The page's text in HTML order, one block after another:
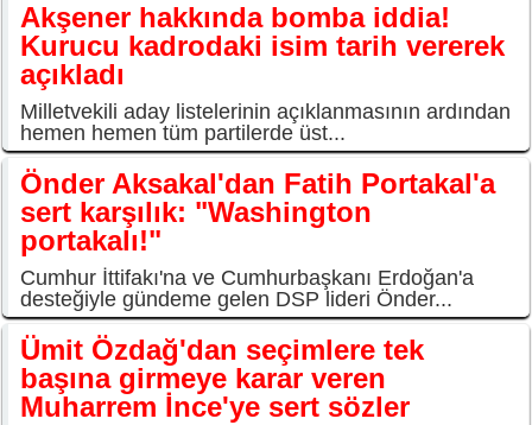
Akşener hakkında bomba iddia!
Kurucu kadrodaki isim tarih vererek
açıkladı
Milletvekili aday listelerinin açıklanmasının ardından
hemen hemen tüm partilerde üst...
Önder Aksakal'dan Fatih Portakal'a
sert karşılık: "Washington
portakalı!"
Cumhur İttifakı'na ve Cumhurbaşkanı Erdoğan'a
desteğiyle gündeme gelen DSP lideri Önder...
Ümit Özdağ'dan seçimlere tek
başına girmeye karar veren
Muharrem İnce'ye sert sözler